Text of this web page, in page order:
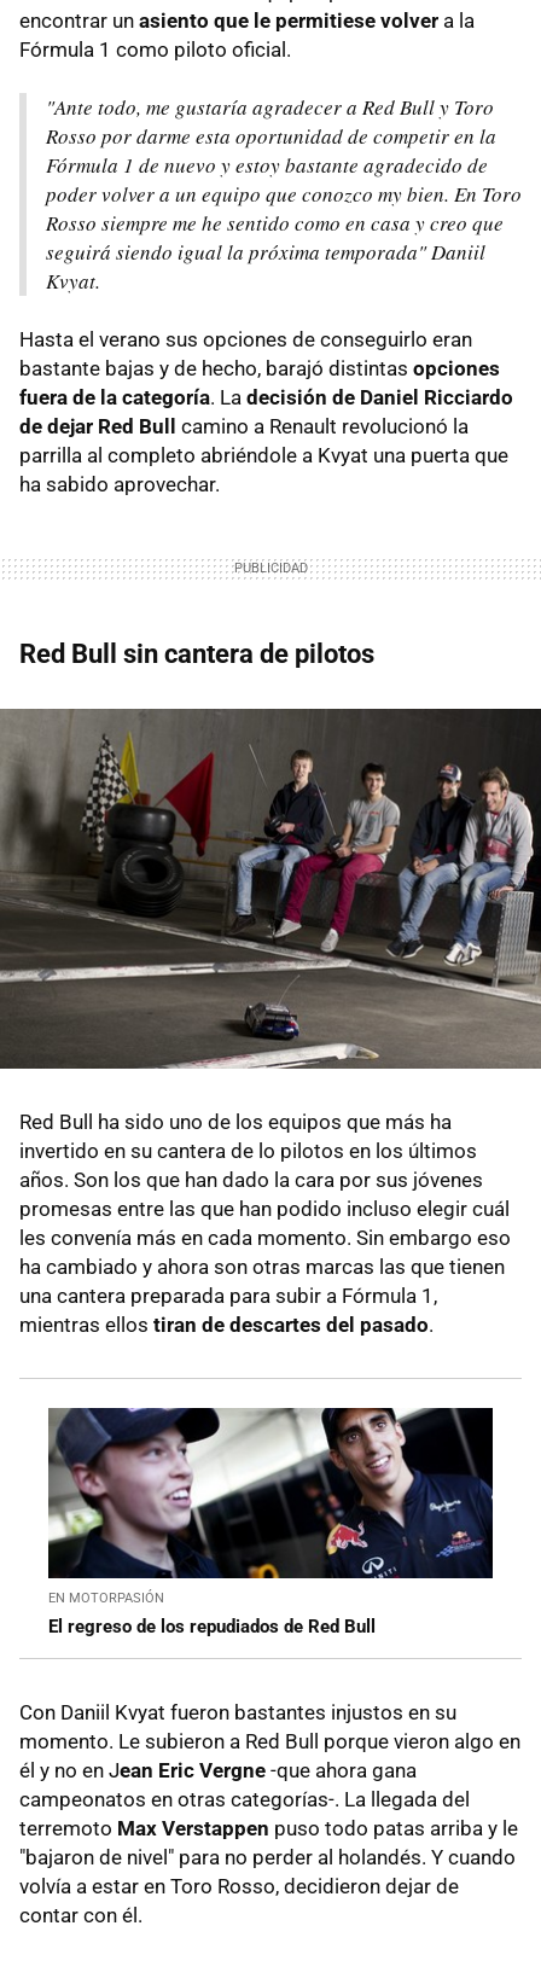
encontrar un asiento que le permitiese volver a la
Fórmula 1 como piloto oficial.
"Ante todo, me gustaría agradecer a Red Bull y Toro
Rosso por darme esta oportunidad de competir en la
Fórmula 1 de nuevo y estoy bastante agradecido de
poder volver a un equipo que conozco my bien. En Toro
Rosso siempre me he sentido como en casa y creo que
seguirá siendo igual la próxima temporada" Daniil
Kvyat.
Hasta el verano sus opciones de conseguirlo eran
bastante bajas y de hecho, barajó distintas opciones
fuera de la categoría. La decisión de Daniel Ricciardo
de dejar Red Bull camino a Renault revolucionó la
parrilla al completo abriéndole a Kvyat una puerta que
ha sabido aprovechar.
Red Bull sin cantera de pilotos
Red Bull ha sido uno de los equipos que más ha
invertido en su cantera de lo pilotos en los últimos
años. Son los que han dado la cara por sus jóvenes
promesas entre las que han podido incluso elegir cuál
les convenía más en cada momento. Sin embargo eso
ha cambiado y ahora son otras marcas las que tienen
una cantera preparada para subir a Fórmula 1,
mientras ellos tiran de descartes del pasado.
EN MOTORPASIÓN
El regreso de los repudiados de Red Bull
Con Daniil Kvyat fueron bastantes injustos en su
momento. Le subieron a Red Bull porque vieron algo en
él y no en Jean Eric Vergne -que ahora gana
campeonatos en otras categorías-. La llegada del
terremoto Max Verstappen puso todo patas arriba y le
"bajaron de nivel" para no perder al holandés. Y cuando
volvía a estar en Toro Rosso, decidieron dejar de
contar con él.